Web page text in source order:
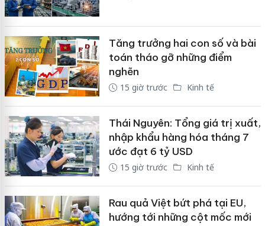
Tăng trưởng hai con số và bài
toán tháo gỡ những điểm
nghẽn
15 giờ trước Kinh tế
Thái Nguyên: Tổng giá trị xuất,
nhập khẩu hàng hóa tháng 7
ước đạt 6 tỷ USD
15 giờ trước Kinh tế
Rau quả Việt bứt phá tại EU,
hướng tới những cột mốc mới